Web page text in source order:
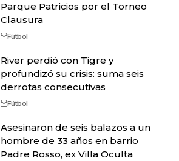
Parque Patricios por el Torneo
Clausura
Fútbol
River perdió con Tigre y
profundizó su crisis: suma seis
derrotas consecutivas
Fútbol
Asesinaron de seis balazos a un
hombre de 33 años en barrio
Padre Rosso, ex Villa Oculta